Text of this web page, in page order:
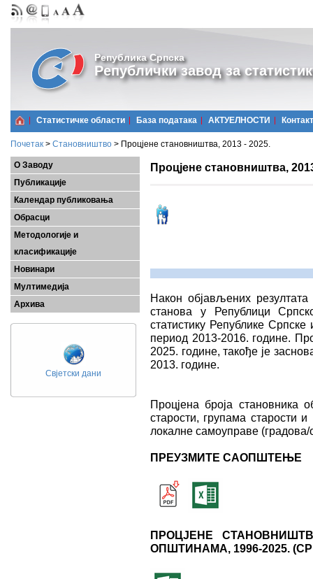
Република Српска
Републички завод за
Статистичке области Базa података АКТУЕЛНОСТИ Контакт
Почетак > Становништво > Процјене становништва, 2013 - 2025.
О Заводу
Публикације
Календар публиковања
Обрасци
Методологије и
класификације
Новинари
Мултимедија
Архива
Свјетски дани
Процјене становништва,
Након објављених
станова у Републици
статистику Републике Српске
период 2013-2016. године.
2025. године, такође је
2013. године.
Процјена броја становника
старости, групама старости
локалне самоуправе
ПРЕУЗМИТЕ САОПШТЕЊЕ
ПРОЦЈЕНЕ
ОПШТИНАМА, 1996-2025.